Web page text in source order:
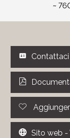
~
Contattaci
Sito web -